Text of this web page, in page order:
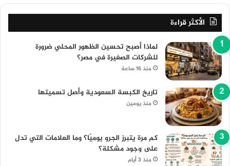
الأكثر قراءة
لماذا أصبح تحسين الظهور المحلي ضرورة
للشركات الصغيرة في مصر؟
منذ 16 ساعة
تاريخ الكبسة السعودية وأصل تسميتها
منذ يومين
كم مرة يتبرز الجرو يوميًا؟ وما العلامات التي تدل
على وجود مشكلة؟
منذ 3 أيام